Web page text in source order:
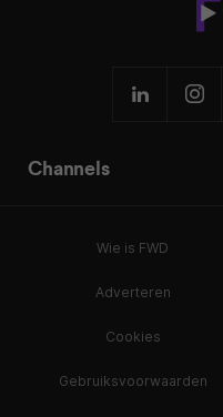
Channels
Wie is FWD
Adverteren
Cookies
Gebruiksvoorwaarden